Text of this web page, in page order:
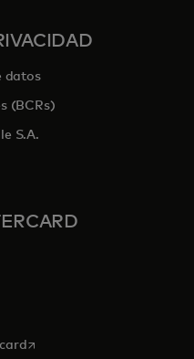
datos
(BCRs)
S.A.
nueva
una pestaña nueva
en una pestaña nueva
se abre en una pestaña